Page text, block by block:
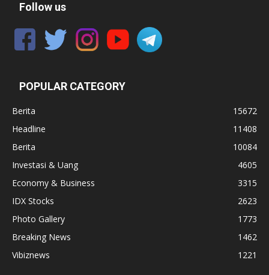
Follow us
POPULAR CATEGORY
Berita
15672
Headline
11408
Berita
10084
Investasi & Uang
4605
Economy & Business
3315
IDX Stocks
2623
Photo Gallery
1773
Breaking News
1462
Vibiznews
1221